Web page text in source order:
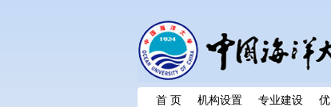
首 页 机构设置 专业建设